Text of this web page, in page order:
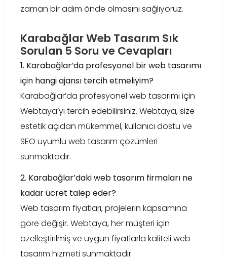
zaman bir adım önde olmasını sağlıyoruz.
Karabağlar Web Tasarım Sık
Sorulan 5 Soru ve Cevapları
1. Karabağlar’da profesyonel bir web tasarımı
için hangi ajansı tercih etmeliyim?
Karabağlar’da profesyonel web tasarımı için
Webtaya’yı tercih edebilirsiniz. Webtaya, size
estetik açıdan mükemmel, kullanıcı dostu ve
SEO uyumlu web tasarım çözümleri
sunmaktadır.
2. Karabağlar’daki web tasarım firmaları ne
kadar ücret talep eder?
Web tasarım fiyatları, projelerin kapsamına
göre değişir. Webtaya, her müşteri için
özelleştirilmiş ve uygun fiyatlarla kaliteli web
tasarım hizmeti sunmaktadır.